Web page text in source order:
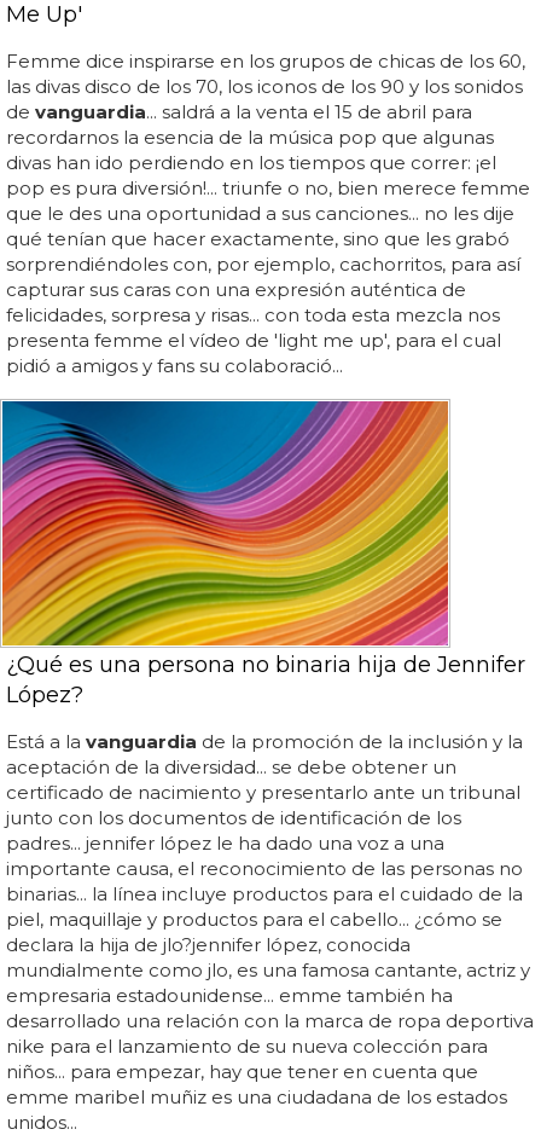
Me Up'
Femme dice inspirarse en los grupos de chicas de los 60,
las divas disco de los 70, los iconos de los 90 y los sonidos
de vanguardia... saldrá a la venta el 15 de abril para
recordarnos la esencia de la música pop que algunas
divas han ido perdiendo en los tiempos que correr: ¡el
pop es pura diversión!... triunfe o no, bien merece femme
que le des una oportunidad a sus canciones... no les dije
qué tenían que hacer exactamente, sino que les grabó
sorprendiéndoles con, por ejemplo, cachorritos, para así
capturar sus caras con una expresión auténtica de
felicidades, sorpresa y risas... con toda esta mezcla nos
presenta femme el vídeo de 'light me up', para el cual
pidió a amigos y fans su colaboració...
¿Qué es una persona no binaria hija de Jennifer
López?
Está a la vanguardia de la promoción de la inclusión y la
aceptación de la diversidad... se debe obtener un
certificado de nacimiento y presentarlo ante un tribunal
junto con los documentos de identificación de los
padres... jennifer lópez le ha dado una voz a una
importante causa, el reconocimiento de las personas no
binarias... la línea incluye productos para el cuidado de la
piel, maquillaje y productos para el cabello... ¿cómo se
declara la hija de jlo?jennifer lópez, conocida
mundialmente como jlo, es una famosa cantante, actriz y
empresaria estadounidense... emme también ha
desarrollado una relación con la marca de ropa deportiva
nike para el lanzamiento de su nueva colección para
niños... para empezar, hay que tener en cuenta que
emme maribel muñiz es una ciudadana de los estados
unidos...